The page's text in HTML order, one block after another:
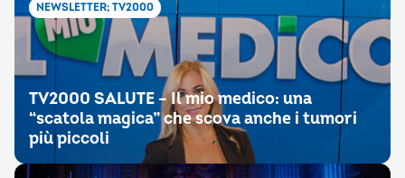
NEWSLETTER; TV2000
TV2000 SALUTE – Il mio medico: una
“scatola magica” che scova anche i tumori
più piccoli